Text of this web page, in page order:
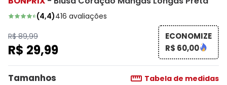
(4,4)416 avaliações
R$ 89,99
R$ 29,99
ECONOMIZE
R$ 60,00
Tamanhos Tabela de medidas